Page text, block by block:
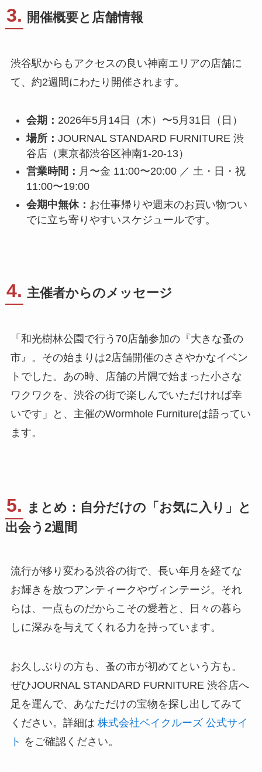
3. 開催概要と店舗情報
渋谷駅からもアクセスの良い神南エリアの店舗に
て、約2週間にわたり開催されます。
会期： 2026年5月14日（木）〜5月31日（日）
場所： JOURNAL STANDARD FURNITURE 渋
谷店（東京都渋谷区神南1-20-13）
営業時間： 月〜金 11:00〜20:00 ／ 土・日・祝
11:00〜19:00
会期中無休： お仕事帰りや週末のお買い物つい
でに立ち寄りやすいスケジュールです。
4. 主催者からのメッセージ
「和光樹林公園で行う70店舗参加の『大きな蚤の
市』。その始まりは2店舗開催のささやかなイベン
トでした。あの時、店舗の片隅で始まった小さな
ワクワクを、渋谷の街で楽しんでいただければ幸
いです」と、主催のWormhole Furnitureは語ってい
ます。
5. まとめ：自分だけの「お気に入り」と
出会う2週間
流行が移り変わる渋谷の街で、長い年月を経てな
お輝きを放つアンティークやヴィンテージ。それ
らは、一点ものだからこその愛着と、日々の暮ら
しに深みを与えてくれる力を持っています。
お久しぶりの方も、蚤の市が初めてという方も。
ぜひJOURNAL STANDARD FURNITURE 渋谷店へ
足を運んで、あなただけの宝物を探し出してみて
ください。詳細は 株式会社ベイクルーズ 公式サイ
ト をご確認ください。